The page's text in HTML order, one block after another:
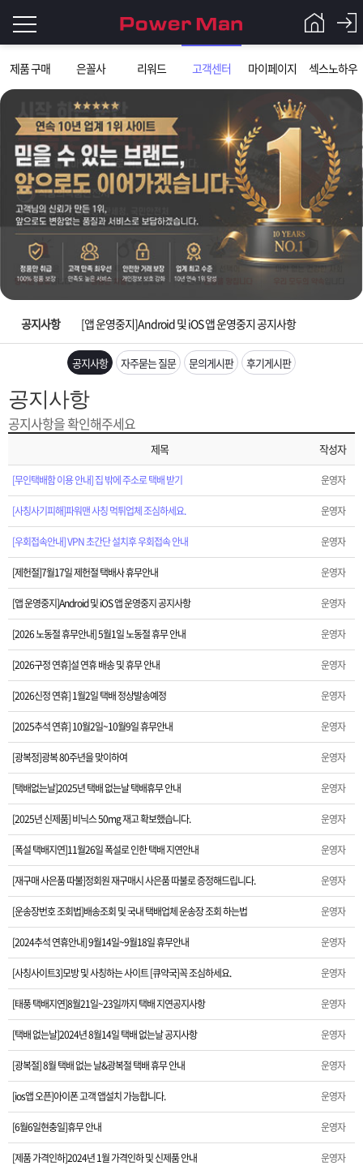
제품 구매 은꼴사 리워드 고객센터 마이페이지 섹스노하우
그
인
이
필
요
니
로
Q&A
파
워
맨
제
품
매
은
사
스
하
우
고
센
터
이
페
이
지
주
문
조
회
공지사항
[제품 가격인하] 2018년 가격인하 안내
[제헌절]7월17일 제헌절 택배사 휴무안내
[앱 운영중지]Android 및 iOS 앱 운영중지 공지사항
[2026 노동절 휴무안내] 5월1일 노동절 휴무 안내
[2026구정 연휴]설 연휴 배송 및 휴무 안내
[2026신정 연휴] 1월2일 택배 정상발송예정
[2025추석 연휴] 10월2일~10월9일 휴무안내
[광복정]광복 80주년을 맞이하여
[택배없는날]2025년 택배 없는날 택배휴무 안내
[2025년 신제품] 비닉스 50mg 재고 확보했습니다.
[폭설 택배지연]11월26일 폭설로 인한 택배 지연안내
[재구매 사은품 따불]정회원 재구매시 사은품 따불로 증정해드립니다.
[운송장번호 조회법]배송조회 및 국내 택배업체 운송장 조회 하는법
[2024추석 연휴안내] 9월14일~9월18일 휴무안내
[사칭사이트3]모방 및 사칭하는 사이트 [큐약국]꼭 조심하세요.
[태풍 택배지연]8월21일~23일까지 택배 지연공지사항
[택배 없는날]2024년 8월14일 택배 없는날 공지사항
[광복절] 8월 택배 없는 날&광복절 택배 휴무 안내
[ios앱 오픈]아이폰 고객 앱설치 가능합니다.
[6월6일현충일]휴무 안내
[제품 가격인하]2024년 1월 가격인하 및 신제품 안내
[설날연휴]2024년 새해 배송및 휴무안내
[섹스 노하우]섹스에 대한 노하우들 정리했습니다.
[2023추석 연휴] 9월28일~10월1일 휴무안내.
공지사항 자주묻는 질문 문의게시판 후기게시판
공지사항
공지사항을 확인해주세요
제목 작성자
[무인택배함 이용 안내] 집 밖에 주소로 택배 받기 운영자
[사칭사기피해]파워맨 사칭 먹튀업체 조심하세요. 운영자
[우회접속안내] VPN 초간단 설치후 우회접속 안내 운영자
[제헌절]7월17일 제헌절 택배사 휴무안내 운영자
[앱 운영중지]Android 및 iOS 앱 운영중지 공지사항 운영자
[2026 노동절 휴무안내] 5월1일 노동절 휴무 안내 운영자
[2026구정 연휴]설 연휴 배송 및 휴무 안내 운영자
[2026신정 연휴] 1월2일 택배 정상발송예정 운영자
[2025추석 연휴] 10월2일~10월9일 휴무안내 운영자
[광복정]광복 80주년을 맞이하여 운영자
[택배없는날]2025년 택배 없는날 택배휴무 안내 운영자
[2025년 신제품] 비닉스 50mg 재고 확보했습니다. 운영자
[폭설 택배지연]11월26일 폭설로 인한 택배 지연안내 운영자
[재구매 사은품 따불]정회원 재구매시 사은품 따불로 증정해드립니다. 운영자
[운송장번호 조회법]배송조회 및 국내 택배업체 운송장 조회 하는법 운영자
[2024추석 연휴안내] 9월14일~9월18일 휴무안내 운영자
[사칭사이트3]모방 및 사칭하는 사이트 [큐약국]꼭 조심하세요. 운영자
[태풍 택배지연]8월21일~23일까지 택배 지연공지사항 운영자
[택배 없는날]2024년 8월14일 택배 없는날 공지사항 운영자
[광복절] 8월 택배 없는 날&광복절 택배 휴무 안내 운영자
[ios앱 오픈]아이폰 고객 앱설치 가능합니다. 운영자
[6월6일현충일]휴무 안내 운영자
[제품 가격인하]2024년 1월 가격인하 및 신제품 안내 운영자